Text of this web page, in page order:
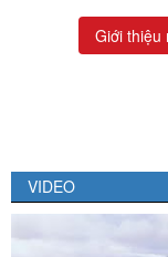
Giới thiệu
VIDEO